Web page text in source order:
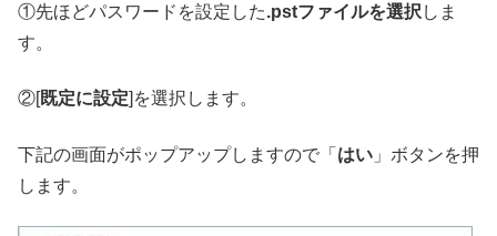
①先ほどパスワードを設定した.pstファイルを選択 しま
す。
②[既定に設定]を選択します。
下記の画面がポップアップしますので「 はい 」ボタンを押
します。